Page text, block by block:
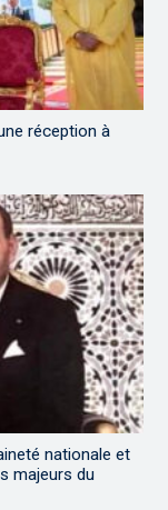
réception à
nationale et
majeurs du